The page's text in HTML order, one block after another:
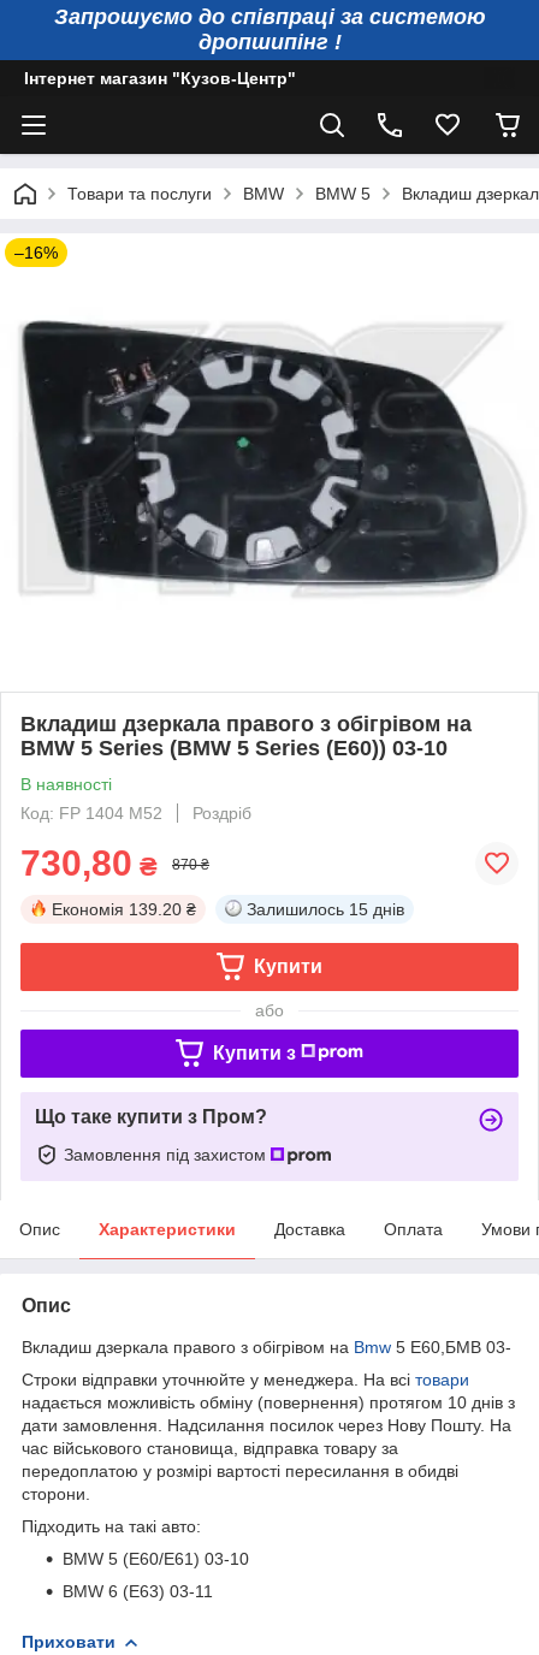
Запрошуємо до співпраці за системою
дропшипінг !
Інтернет магазин "Кузов-Центр"
Товари та послуги BMW BMW 5 Вкладиш
–16%
Вкладиш дзеркала правого з обігрівом на
BMW 5 Series (BMW 5 Series (E60)) 03-10
В наявності
Код: FP 1404 M52
Роздріб
730,80 ₴ 870 ₴
Економія 139.20 ₴ Залишилось 15 днів
Купити
або
Купити з
Що таке купити з Пром?
Замовлення під захистом
Опис Характеристики Доставка Оплата Умови
Опис
Вкладиш дзеркала правого з обігрівом на Bmw 5 E60,БМВ 03-
Строки відправки уточнюйте у менеджера. На всі товари
надається можливість обміну (повернення) протягом 10 днів з
дати замовлення. Надсилання посилок через Нову Пошту. На
час військового становища, відправка товару за
передоплатою у розмірі вартості пересилання в обидві
сторони.
Підходить на такі авто:
BMW 5 (E60/E61) 03-10
BMW 6 (E63) 03-11
Приховати